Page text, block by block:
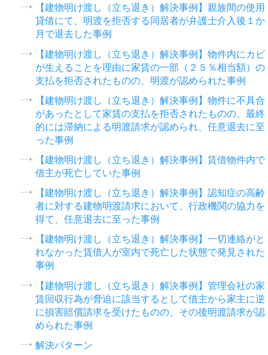
【建物明け渡し（立ち退き）解決事例】親族間の使用
貸借にて、明渡を拒否する同居者が弁護士介入後１か
月で退去した事例
【建物明け渡し（立ち退き）解決事例】物件内にカビ
が生えることを理由に家賃の一部（２５％相当額）の
支払を拒否されたものの、明渡が認められた事例
【建物明け渡し（立ち退き）解決事例】物件に不具合
があったとして家賃の支払を拒否されたものの、最終
的には滞納による明渡請求が認められ、任意退去に至
った事例
【建物明け渡し（立ち退き）解決事例】賃借物件内で
借主が死亡していた事例
【建物明け渡し（立ち退き）解決事例】認知症の高齢
者に対する建物明渡請求において、行政機関の協力を
得て、任意退去に至った事例
【建物明け渡し（立ち退き）解決事例】一切連絡がと
れなかった賃借人が室内で死亡した状態で発見された
事例
【建物明け渡し（立ち退き）解決事例】管理会社の家
賃回収行為が脅迫に該当するとして借主から家主に逆
に損害賠償請求を受けたものの、その後明渡請求が認
められた事例
解決パターン